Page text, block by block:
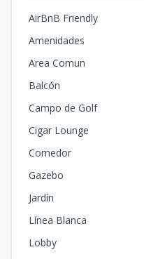
AirBnB Friendly
Amenidades
Area Comun
Balcón
Campo de Golf
Cigar Lounge
Comedor
Gazebo
Jardín
Línea Blanca
Lobby